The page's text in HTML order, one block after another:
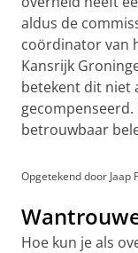
aldus de
coördinator van
Kansrijk
betekent dit niet
betrouwbaar
Opgetekend door Jaap
Hoe kun je als